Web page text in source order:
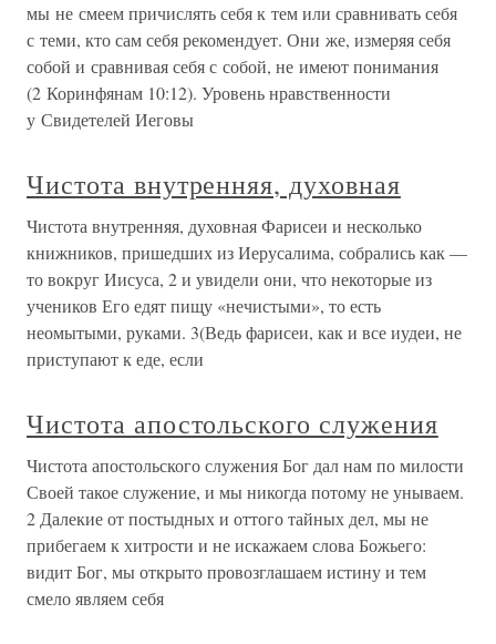
мы не смеем причислять себя к тем или сравнивать себя
с теми, кто сам себя рекомендует. Они же, измеряя себя
собой и сравнивая себя с собой, не имеют понимания
(2 Коринфянам 10:12). Уровень нравственности
у Свидетелей Иеговы
Чистота внутренняя, духовная
Чистота внутренняя, духовная Фарисеи и несколько
книжников, пришедших из Иерусалима, собрались как —
то вокруг Иисуса, 2 и увидели они, что некоторые из
учеников Его едят пищу «нечистыми», то есть
неомытыми, руками. 3(Ведь фарисеи, как и все иудеи, не
приступают к еде, если
Чистота апостольского служения
Чистота апостольского служения Бог дал нам по милости
Своей такое служение, и мы никогда потому не унываем.
2 Далекие от постыдных и оттого тайных дел, мы не
прибегаем к хитрости и не искажаем слова Божьего:
видит Бог, мы открыто провозглашаем истину и тем
смело являем себя